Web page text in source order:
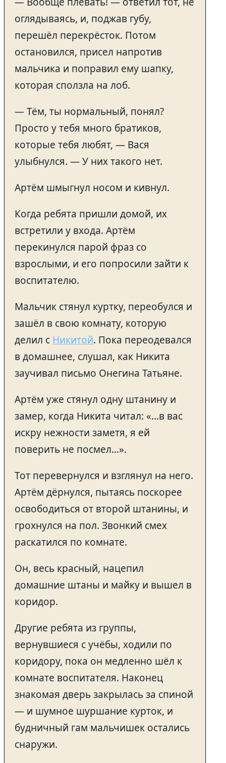
оглядываясь, и, поджав губу,
перешёл перекрёсток. Потом
остановился, присел напротив
мальчика и поправил ему шапку,
которая сползла на лоб.
— Тём, ты нормальный, понял?
Просто у тебя много братиков,
которые тебя любят, — Вася
улыбнулся. — У них такого нет.
Артём шмыгнул носом и кивнул.
Когда ребята пришли домой, их
встретили у входа. Артём
перекинулся парой фраз со
взрослыми, и его попросили зайти к
воспитателю.
Мальчик стянул куртку, переобулся и
зашёл в свою комнату, которую
делил с Никитой. Пока переодевался
в домашнее, слушал, как Никита
заучивал письмо Онегина Татьяне.
Артём уже стянул одну штанину и
замер, когда Никита читал: «…в вас
искру нежности заметя, я ей
поверить не посмел…».
Тот перевернулся и взглянул на него.
Артём дёрнулся, пытаясь поскорее
освободиться от второй штанины, и
грохнулся на пол. Звонкий смех
раскатился по комнате.
Он, весь красный, нацепил
домашние штаны и майку и вышел в
коридор.
Другие ребята из группы,
вернувшиеся с учёбы, ходили по
коридору, пока он медленно шёл к
комнате воспитателя. Наконец
знакомая дверь закрылась за спиной
— и шумное шуршание курток, и
будничный гам мальчишек остались
снаружи.